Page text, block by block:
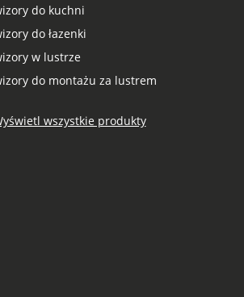
do kuchni
do łazenki
w lustrze
do montażu za lustrem
wszystkie produkty